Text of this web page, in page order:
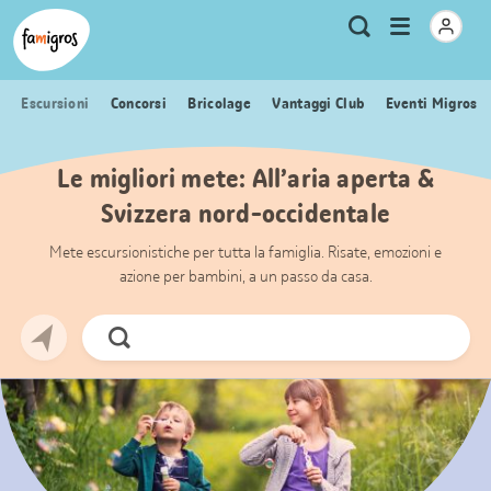
Navigazione
segnalibri
Header
Logo Metanavigazione
Ricerca
Apri
menu
Escursioni Concorsi Bricolage Vantaggi Club Eventi Migros
Le migliori mete: All’aria aperta &
Svizzera nord-occidentale
Mete escursionistiche per tutta la famiglia. Risate, emozioni e
azione per bambini, a un passo da casa.
Cerca
ora